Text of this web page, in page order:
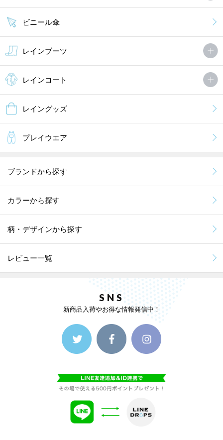
ビニール傘
レインブーツ
レインコート
レイングッズ
プレイウエア
ブランドから探す
カラーから探す
柄・デザインから探す
レビュー一覧
SNS
新商品入荷やお得な情報発信中！